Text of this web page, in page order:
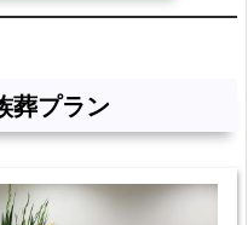
葬プラン